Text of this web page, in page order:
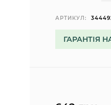
АРТИКУЛ:
ГАРАНТІЯ